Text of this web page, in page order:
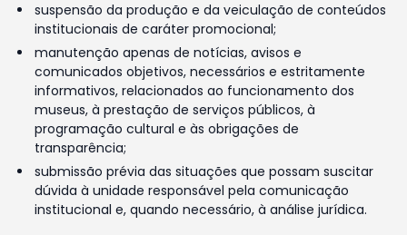
suspensão da produção e da veiculação de conteúdos
institucionais de caráter promocional;
manutenção apenas de notícias, avisos e
comunicados objetivos, necessários e estritamente
informativos, relacionados ao funcionamento dos
museus, à prestação de serviços públicos, à
programação cultural e às obrigações de
transparência;
submissão prévia das situações que possam suscitar
dúvida à unidade responsável pela comunicação
institucional e, quando necessário, à análise jurídica.